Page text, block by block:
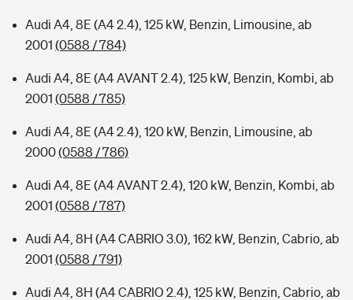
Audi A4, 8E (A4 2.4), 125 kW, Benzin, Limousine, ab
2001 (0588 / 784)
Audi A4, 8E (A4 AVANT 2.4), 125 kW, Benzin, Kombi, ab
2001 (0588 / 785)
Audi A4, 8E (A4 2.4), 120 kW, Benzin, Limousine, ab
2000(0588 / 786)
Audi A4, 8E (A4 AVANT 2.4), 120 kW, Benzin, Kombi, ab
2001 (0588 / 787)
Audi A4, 8H (A4 CABRIO 3.0), 162 kW, Benzin, Cabrio, ab
2001 (0588 / 791)
Audi A4, 8H (A4 CABRIO 2.4), 125 kW, Benzin, Cabrio, ab